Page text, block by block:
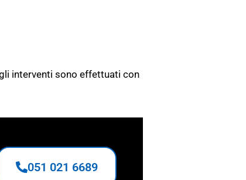
interventi sono effettuati con
051 021 6689